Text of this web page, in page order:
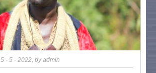
5 - 5 - 2022, byadmin